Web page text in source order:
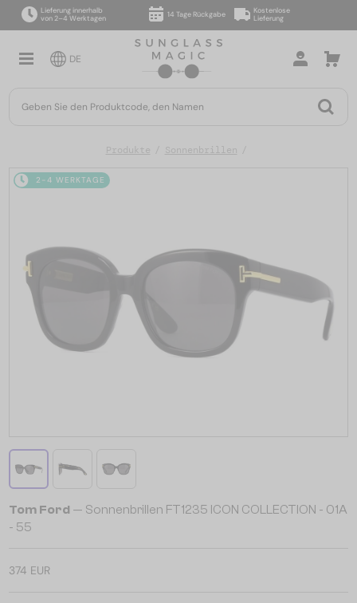
Lieferung innerhalb
von 2–4 Werktagen
14 Tage Rückgabe
Kostenlose
Lieferung
DE
Produkte Sonnenbrillen
2-4 WERKTAGE
Tom Ford — Sonnenbrillen FT1235 ICON COLLECTION - 01A
- 55
374 EUR